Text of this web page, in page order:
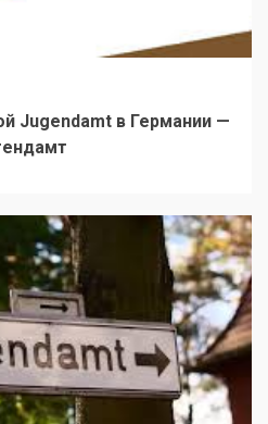
Jugendamt в Германии —